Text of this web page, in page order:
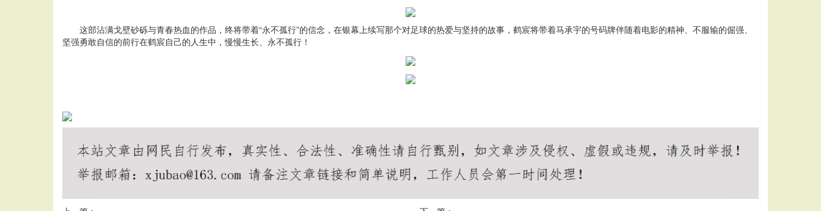
这部沾满戈壁砂砾与青春热血的作品，终将带着“永不孤行”的信念，在银幕上续写那个对足球的热爱与坚持的故事，鹤宸将带着马承宇的号码牌伴随着电影的精神、不服输的倔强、
坚强勇敢自信的前行在鹤宸自己的人生中，慢慢生长、永不孤行！